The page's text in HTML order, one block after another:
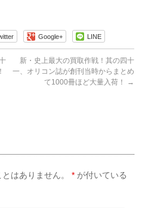
Google+ LINE
新・史上最大の買取作戦！其の四十
一、オリコン誌が創刊当時からまとめ
て1000冊ほど大量入荷！
→
はありません。 * が付いている